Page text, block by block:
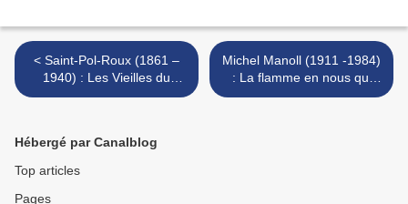
< Saint-Pol-Roux (1861 –
1940) : Les Vieilles du
hameau
Michel Manoll (1911 -1984)
: La flamme en nous qui
sombre >
Hébergé par Canalblog
Top articles
Pages